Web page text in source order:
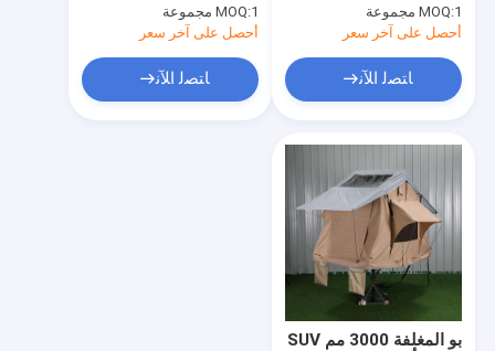
أخبار
حالات
خيمة رياضية خارجية
خيمة التخييم على السطح
خيمة دش منبثقة
سمارت هولا هوب
MOQ:1 مجموعة
أحصل على آخر سعر
ﺎﺘﺼﻟ ﺍﻶﻧ
MOQ:1 مجموعة
أحصل على آخر سعر
ﺎﺘﺼﻟ ﺍﻶﻧ
بو المغلفة 3000 مم SUV